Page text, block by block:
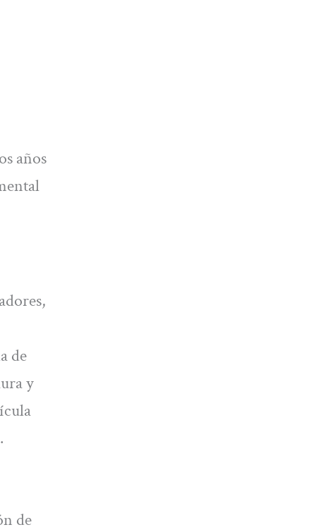
años
de
y
de